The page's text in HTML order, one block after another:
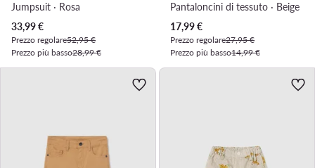
Jumpsuit · Rosa
Prezzo attuale
33,99€
Prezzo regolare52,95 €
Prezzo più basso28,99 €
Pantaloncini di tessuto · Beige
Prezzo attuale
17,99€
Prezzo regolare27,95 €
Prezzo più basso14,99 €